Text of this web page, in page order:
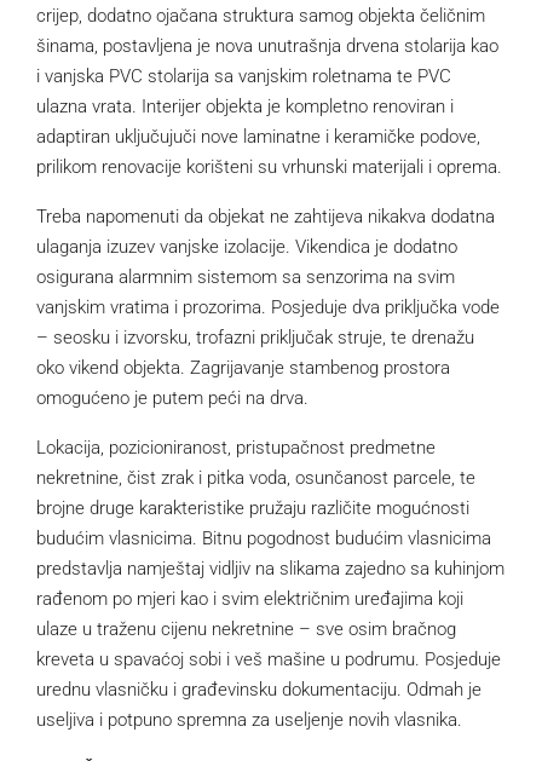
crijep, dodatno ojačana struktura samog objekta čeličnim
šinama, postavljena je nova unutrašnja drvena stolarija kao
i vanjska PVC stolarija sa vanjskim roletnama te PVC
ulazna vrata. Interijer objekta je kompletno renoviran i
adaptiran uključujuči nove laminatne i keramičke podove,
prilikom renovacije korišteni su vrhunski materijali i oprema.
Treba napomenuti da objekat ne zahtijeva nikakva dodatna
ulaganja izuzev vanjske izolacije. Vikendica je dodatno
osigurana alarmnim sistemom sa senzorima na svim
vanjskim vratima i prozorima. Posjeduje dva priključka vode
– seosku i izvorsku, trofazni priključak struje, te drenažu
oko vikend objekta. Zagrijavanje stambenog prostora
omogućeno je putem peći na drva.
Lokacija, pozicioniranost, pristupačnost predmetne
nekretnine, čist zrak i pitka voda, osunčanost parcele, te
brojne druge karakteristike pružaju različite mogućnosti
budućim vlasnicima. Bitnu pogodnost budućim vlasnicima
predstavlja namještaj vidljiv na slikama zajedno sa kuhinjom
rađenom po mjeri kao i svim električnim uređajima koji
ulaze u traženu cijenu nekretnine – sve osim bračnog
kreveta u spavaćoj sobi i veš mašine u podrumu. Posjeduje
urednu vlasničku i građevinsku dokumentaciju. Odmah je
useljiva i potpuno spremna za useljenje novih vlasnika.